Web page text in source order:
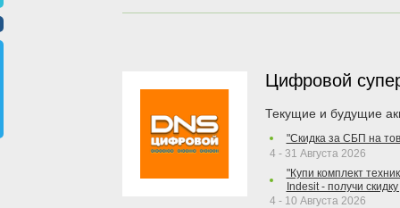
Цифровой
Текущие и будущие
"Скидка за СБП на
4 - 31 Августа 2026
"Купи комплект
Indesit - получи
4 - 10 Августа 2026